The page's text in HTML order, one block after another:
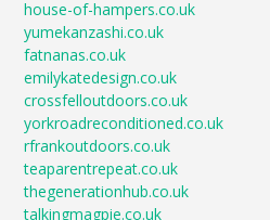
house-of-hampers.co.uk
yumekanzashi.co.uk
fatnanas.co.uk
emilykatedesign.co.uk
crossfelloutdoors.co.uk
yorkroadreconditioned.co.uk
rfrankoutdoors.co.uk
teaparentrepeat.co.uk
thegenerationhub.co.uk
talkingmagpie.co.uk